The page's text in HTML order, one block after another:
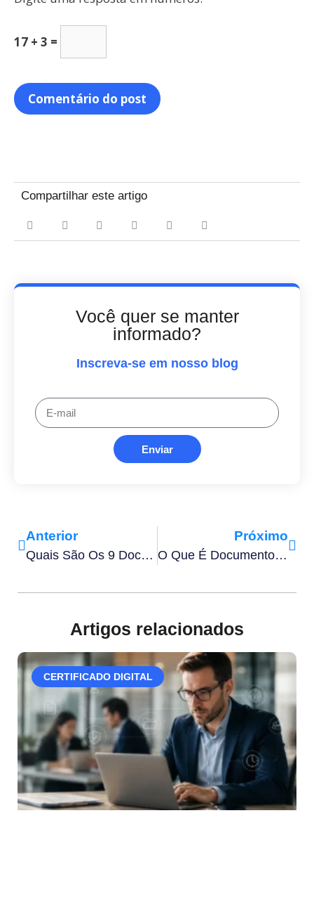
17 + 3 =
Compartilhar este artigo
Você quer se manter
informado?
Inscreva-se em nosso blog
Enviar
Anterior
Quais São Os 9 Documentos Para Eventos​ E Como Obtê-Los?
Próximo
O Que É Documento KYC E Qual É A Sua Importância Nas Empresas?
Artigos relacionados
CERTIFICADO DIGITAL